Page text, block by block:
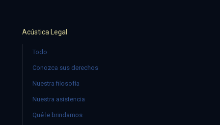
Acústica Legal
Todo
Conozca sus derechos
Nuestra filosofía
Nuestra asistencia
Qué le brindamos